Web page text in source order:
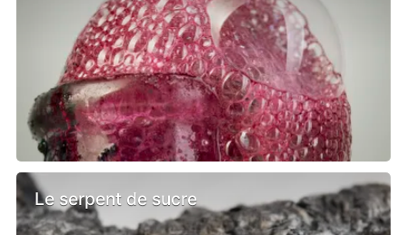
Le serpent de sucre